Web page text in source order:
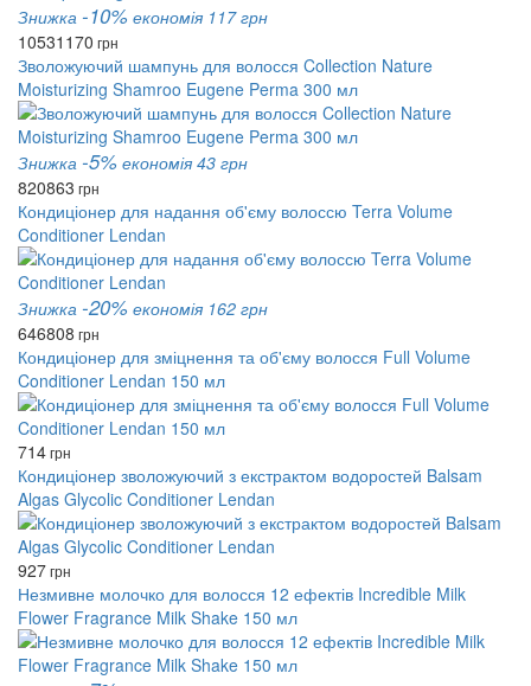
Знижка -10% економія 117 грн
10531170 грн
Зволожуючий шампунь для волосся Collection Nature
Moisturizing Shamroo Eugene Perma 300 мл
Знижка -5% економія 43 грн
820863 грн
Кондиціонер для надання об'єму волоссю Terra Volume
Conditioner Lendan
Знижка -20% економія 162 грн
646808 грн
Кондиціонер для зміцнення та об'єму волосся Full Volume
Conditioner Lendan 150 мл
714грн
Кондиціонер зволожуючий з екстрактом водоростей Balsam
Algas Glycolic Conditioner Lendan
927грн
Незмивне молочко для волосся 12 ефектів Incredible Milk
Flower Fragrance Milk Shake 150 мл